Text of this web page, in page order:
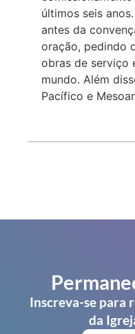
últimos seis
antes da
oração, pedindo
obras de serviço
mundo. Além
Pacífico e
Inscreva-se para
da